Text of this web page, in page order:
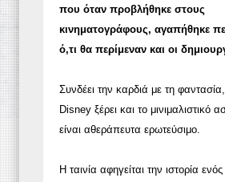
που όταν προβλήθηκε στους
κινηματογράφους, αγαπήθηκε
ό,τι θα περίμεναν και οι
Συνδέει την καρδιά με τη
Disney ξέρει και το μινιμαλιστικό
είναι αθεράπευτα ερωτεύσιμο.
Η ταινία αφηγείται την ιστορία